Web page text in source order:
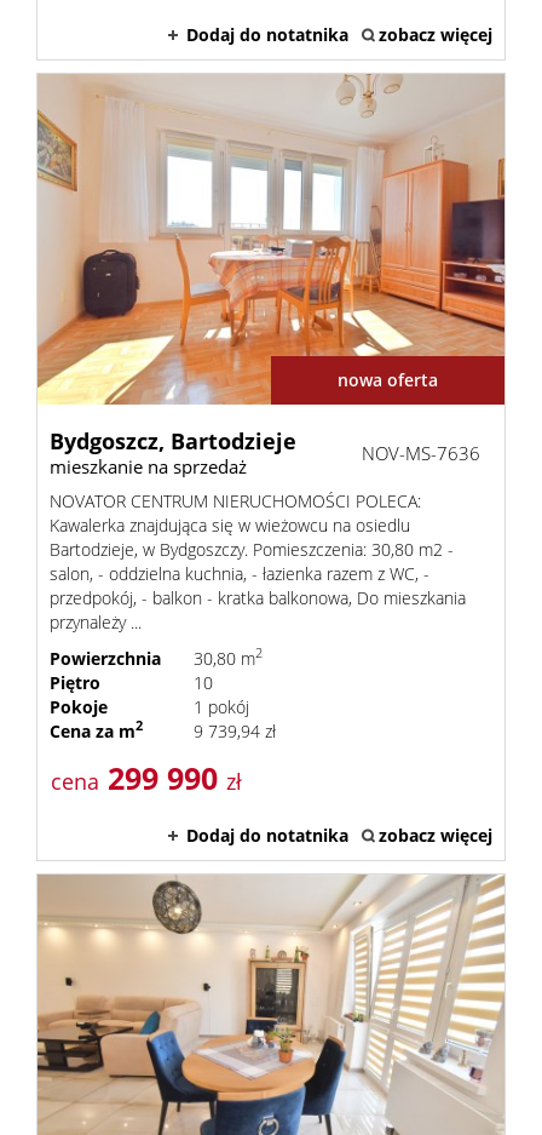
Dodaj do notatnika zobacz więcej
nowa oferta
Bydgoszcz, Bartodzieje
mieszkanie na sprzedaż
NOV-MS-7636
NOVATOR CENTRUM NIERUCHOMOŚCI POLECA:
Kawalerka znajdująca się w wieżowcu na osiedlu
Bartodzieje, w Bydgoszczy. Pomieszczenia: 30,80 m2 -
salon, - oddzielna kuchnia, - łazienka razem z WC, -
przedpokój, - balkon - kratka balkonowa, Do mieszkania
przynależy ...
Powierzchnia
30,80 m2
Piętro
10
Pokoje
1 pokój
Cena za m2 9 739,94 zł
cena 299 990 zł
Dodaj do notatnika zobacz więcej